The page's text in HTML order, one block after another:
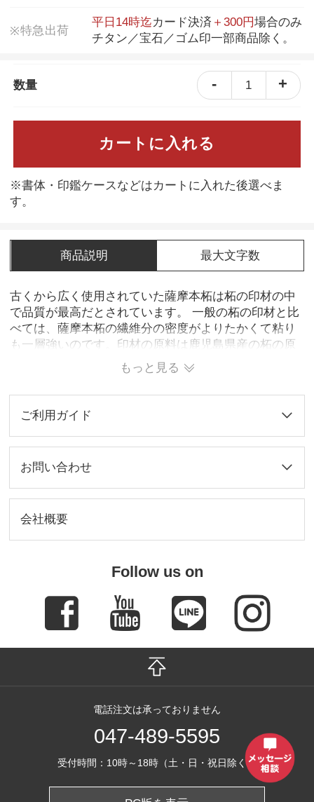
※特急出荷
平日14時迄カード決済 ＋300円場合のみ
チタン／宝石／ゴム印一部商品除く。
数量 - 1 +
カートに入れる
※書体・印鑑ケースなどはカートに入れた後選べま
す。
商品説明 最大文字数
古くから広く使用されていた薩摩本柘は柘の印材の中
で品質が最高だとされています。 一般の柘の印材と比
べては、薩摩本柘の繊維分の密度がよりたかくて粘り
も一層強いのです。印材の原料は鹿児島県産の柘の原
木でないと[薩摩本柘]とは呼びません。木製の印材とし
て象牙などと共に、広く愛用されています。使えば使
うほどに飴色の良い味を出して来ます。法人用印鑑に
も大お勧めです！
もっと見る
ご利用ガイド
お問い合わせ
会社概要
Follow us on
電話注文は承っておりません
047-489-5595
受付時間：10時～18時（土・日・祝日除く）